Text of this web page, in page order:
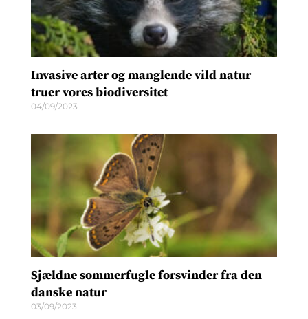
Invasive arter og manglende vild natur
truer vores biodiversitet
04/09/2023
Sjældne sommerfugle forsvinder fra den
danske natur
03/09/2023